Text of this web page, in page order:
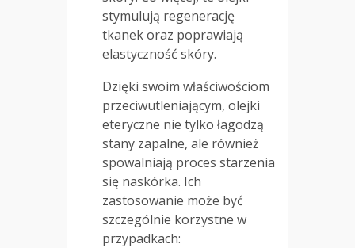
stymulują regenerację
tkanek oraz poprawiają
elastyczność skóry.
Dzięki swoim właściwościom
przeciwutleniającym, olejki
eteryczne nie tylko łagodzą
stany zapalne, ale również
spowalniają proces starzenia
się naskórka. Ich
zastosowanie może być
szczególnie korzystne w
przypadkach: